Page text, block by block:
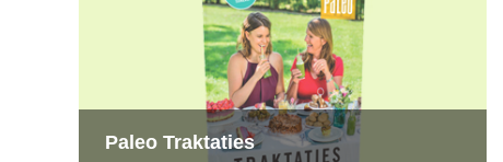
Paleo Traktaties